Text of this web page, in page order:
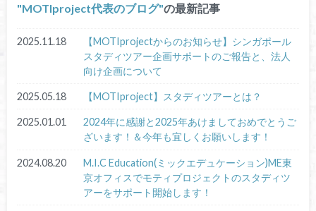
MOTIproject代表のブログ の最新記事
2025.11.18
【MOTIprojectからのお知らせ】シンガポール
スタディツアー企画サポートのご報告と、法人
向け企画について
2025.05.18 【MOTIproject】スタディツアーとは？
2025.01.01
2024年に感謝と2025年あけましておめでとうご
ざいます！＆今年も宜しくお願いします！
2024.08.20
M.I.C Education(ミックエデュケーション)ME東
京オフィスでモティプロジェクトのスタディツ
アーをサポート開始します！